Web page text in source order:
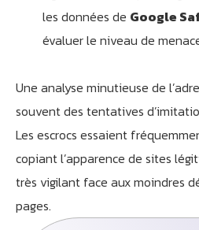
les données de Google
évaluer le niveau de
Une analyse minutieuse de
souvent des tentatives
Les escrocs essaient
copiant l’apparence de sites
très vigilant face aux moindres
pages.